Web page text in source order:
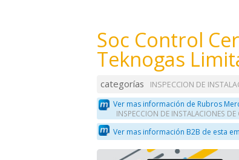
Soc Control
Teknogas
categorías INSPECCION DE
Ver mas información de Rubros
INSPECCION DE INSTALACIONES DE
Ver mas información B2B de esta